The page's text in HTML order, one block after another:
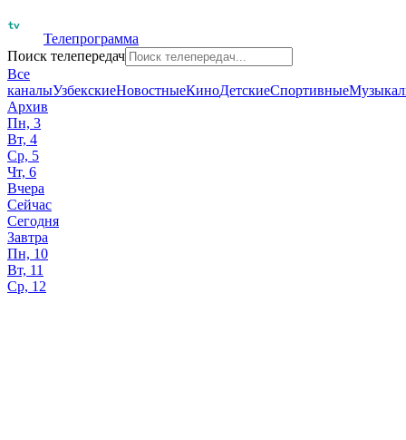
Телепрограмма
Поиск телепередач
Все
каналыУзбекскиеНовостныеКиноДетскиеСпортивные
Архив
Пн, 3
Вт, 4
Ср, 5
Чт, 6
Вчера
Сейчас
Сегодня
Завтра
Пн, 10
Вт, 11
Ср, 12